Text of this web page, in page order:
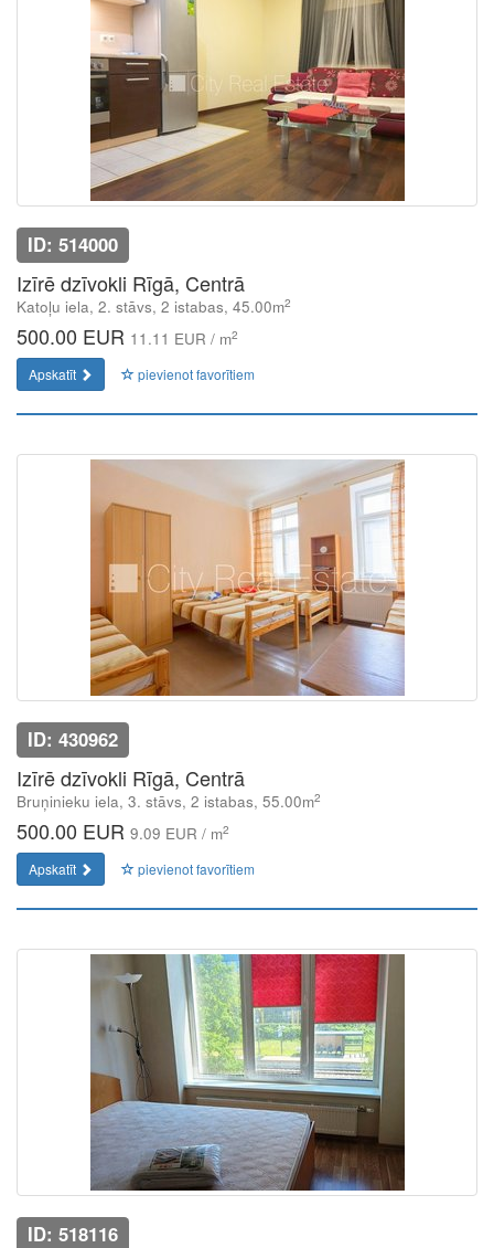
ID: 514000
Izīrē dzīvokli Rīgā, Centrā
Katoļu iela, 2. stāvs, 2 istabas, 45.00m2
500.00 EUR 11.11 EUR / m2
Apskatīt pievienot favorītiem
ID: 430962
Izīrē dzīvokli Rīgā, Centrā
Bruņinieku iela, 3. stāvs, 2 istabas, 55.00m2
500.00 EUR 9.09 EUR / m2
Apskatīt pievienot favorītiem
ID: 518116